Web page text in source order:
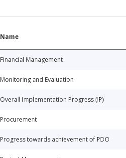
Name
Financial Management
Monitoring and Evaluation
Overall Implementation Progress (IP)
Procurement
Progress towards achievement of PDO